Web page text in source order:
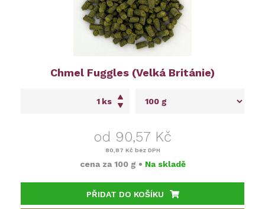
Chmel Fuggles (Velká Británie)
ks
od 90,57 Kč
80,87 Kč bez DPH
cena za 100 g • Na skladě
PŘIDAT DO KOŠÍKU